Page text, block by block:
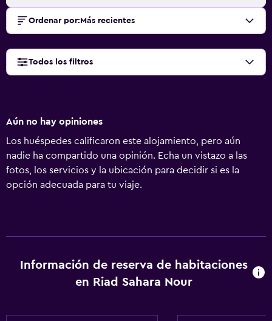
Ordenar por: Más recientes
Todos los filtros
Aún no hay opiniones
Los huéspedes calificaron este alojamiento, pero aún
nadie ha compartido una opinión. Echa un vistazo a las
fotos, los servicios y la ubicación para decidir si es la
opción adecuada para tu viaje.
Información de reserva de habitaciones
en Riad Sahara Nour